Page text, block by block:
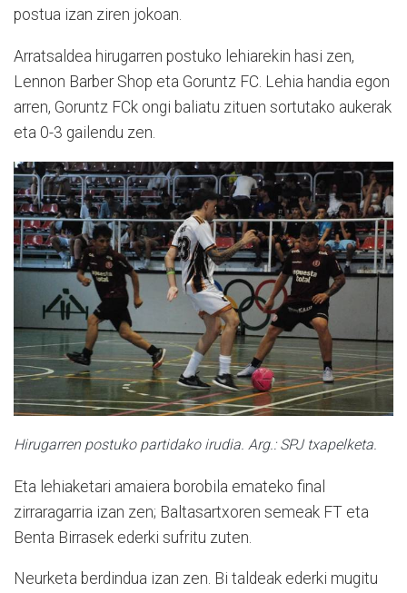
postua izan ziren jokoan.
Arratsaldea hirugarren postuko lehiarekin hasi zen,
Lennon Barber Shop eta Goruntz FC. Lehia handia egon
arren, Goruntz FCk ongi baliatu zituen sortutako aukerak
eta 0-3 gailendu zen.
Hirugarren postuko partidako irudia. Arg.: SPJ txapelketa.
Eta lehiaketari amaiera borobila emateko final
zirraragarria izan zen; Baltasartxoren semeak FT eta
Benta Birrasek ederki sufritu zuten.
Neurketa berdindua izan zen. Bi taldeak ederki mugitu